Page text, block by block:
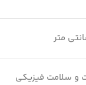
و سلامت فیزیکی